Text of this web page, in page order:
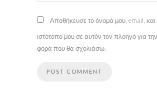
Αποθήκευσε το όνομά μου, email, και
ιστότοπο μου σε αυτόν τον πλοηγό για
φορά που θα σχολιάσω.